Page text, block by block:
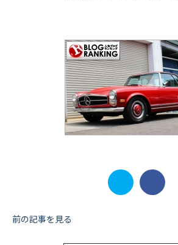
投
前の記事を見る